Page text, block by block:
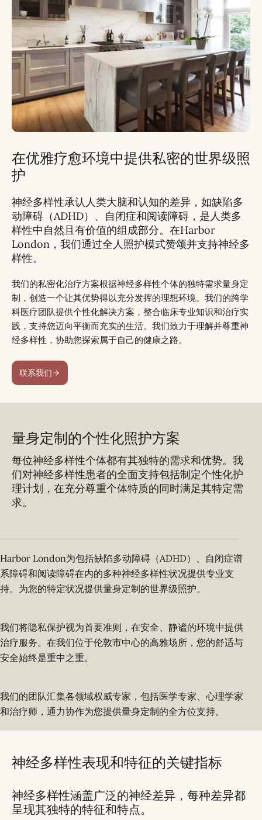
在优雅疗愈环境中提供私密的世界级照
护
神经多样性承认人类大脑和认知的差异，如缺陷多
动障碍（ADHD）、自闭症和阅读障碍，是人类多
样性中自然且有价值的组成部分。在Harbor
London，我们通过全人照护模式赞颂并支持神经多
样性。
我们的私密化治疗方案根据神经多样性个体的独特需求量身定
制，创造一个让其优势得以充分发挥的理想环境。我们的跨学
科医疗团队提供个性化解决方案，整合临床专业知识和治疗实
践，支持您迈向平衡而充实的生活。我们致力于理解并尊重神
经多样性，协助您探索属于自己的健康之路。
联系我们
量身定制的个性化照护方案
每位神经多样性个体都有其独特的需求和优势。我
们对神经多样性患者的全面支持包括制定个性化护
理计划，在充分尊重个体特质的同时满足其特定需
求。
Harbor London为包括缺陷多动障碍（ADHD）、自闭症谱
系障碍和阅读障碍在内的多种神经多样性状况提供专业支
持。为您的特定状况提供量身定制的世界级照护。
我们将隐私保护视为首要准则，在安全、静谧的环境中提供
治疗服务。在我们位于伦敦市中心的高雅场所，您的舒适与
安全始终是重中之重。
我们的团队汇集各领域权威专家，包括医学专家、心理学家
和治疗师，通力协作为您提供量身定制的全方位支持。
神经多样性表现和特征的关键指标
神经多样性涵盖广泛的神经差异，每种差异都
呈现其独特的特征和特点。